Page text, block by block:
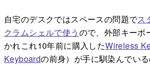
自宅のデスクではスペースの問題でス
クラムシェルで使う ので、外部キーボ
かれこれ10年前に購入したWireless
Keyboardの前身）が手に馴染んでい